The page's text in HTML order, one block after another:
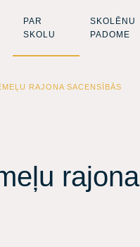
PAR
SKOLU
SKOLĒNU
PADOME
RAJONA SACENSĪBĀS
rajona